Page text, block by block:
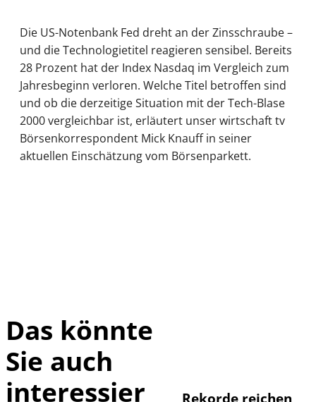
Die US-Notenbank Fed dreht an der Zinsschraube –
und die Technologietitel reagieren sensibel. Bereits
28 Prozent hat der Index Nasdaq im Vergleich zum
Jahresbeginn verloren. Welche Titel betroffen sind
und ob die derzeitige Situation mit der Tech-Blase
2000 vergleichbar ist, erläutert unser wirtschaft tv
Börsenkorrespondent Mick Knauff in seiner
aktuellen Einschätzung vom Börsenparkett.
Das könnte
Sie auch
interessier
Rekorde reichen